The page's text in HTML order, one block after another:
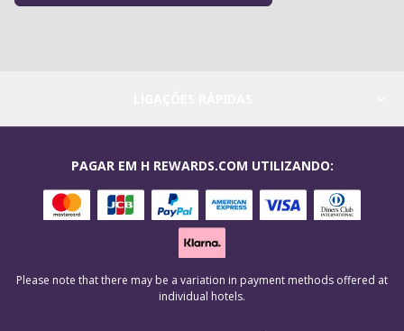
PAGAR EM H REWARDS.COM UTILIZANDO:
Please note that there may be a variation in payment methods offered at
individual hotels.